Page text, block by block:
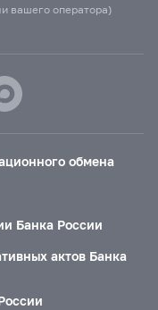
вашего оператора)
обмена
Банка России
актов Банка